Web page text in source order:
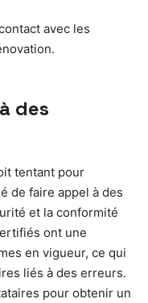
avec les
des
tentant pour
de faire appel à des
et la conformité
ont une
en vigueur, ce qui
liés à des erreurs.
pour obtenir un